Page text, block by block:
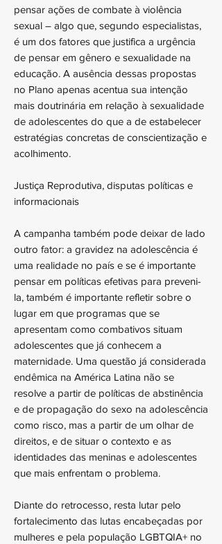
pensar ações de combate à violência
sexual – algo que, segundo especialistas,
é um dos fatores que justifica a urgência
de pensar em gênero e sexualidade na
educação. A ausência dessas propostas
no Plano apenas acentua sua intenção
mais doutrinária em relação à sexualidade
de adolescentes do que a de estabelecer
estratégias concretas de conscientização e
acolhimento.
Justiça Reprodutiva, disputas políticas e
informacionais
A campanha também pode deixar de lado
outro fator: a gravidez na adolescência é
uma realidade no país e se é importante
pensar em políticas efetivas para preveni-
la, também é importante refletir sobre o
lugar em que programas que se
apresentam como combativos situam
adolescentes que já conhecem a
maternidade. Uma questão já considerada
endêmica na América Latina não se
resolve a partir de políticas de abstinência
e de propagação do sexo na adolescência
como risco, mas a partir de um olhar de
direitos, e de situar o contexto e as
identidades das meninas e adolescentes
que mais enfrentam o problema.
Diante do retrocesso, resta lutar pelo
fortalecimento das lutas encabeçadas por
mulheres e pela população LGBTQIA+ no